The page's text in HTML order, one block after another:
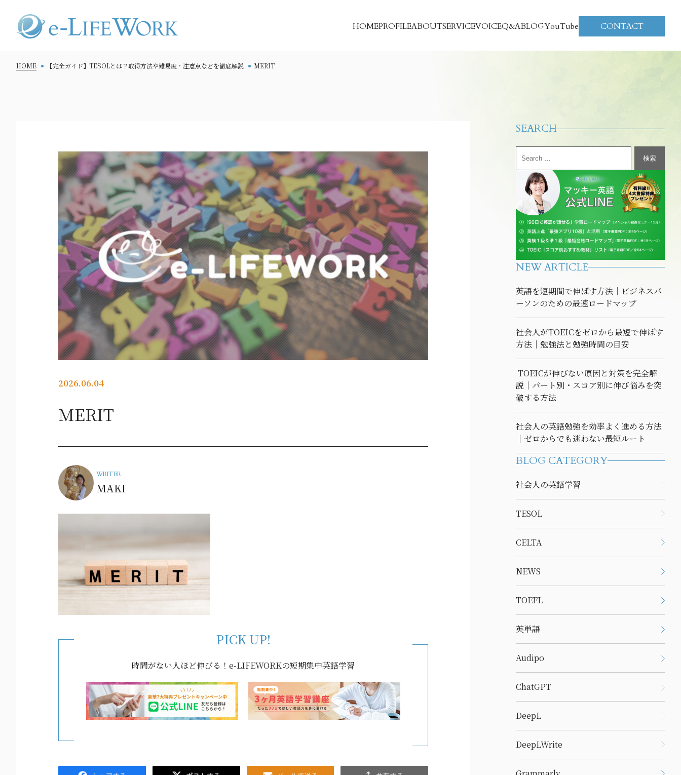
HOMEPROFILEABOUTSERVICEVOICEQ&ABLOGYouTube CONTACT
HOME 【完全ガイド】TESOLとは？取得方法や難易度・注意点などを徹底解説 MERIT
2026.06.04
MERIT
WRITER
MAKI
PICK UP!
時間がない人ほど伸びる！e-LIFEWORKの短期集中英語学習
SEARCH
NEW ARTICLE
英語を短期間で伸ばす方法｜ビジネスパ
ーソンのための最速ロードマップ
社会人がTOEICをゼロから最短で伸ばす
方法｜勉強法と勉強時間の目安
TOEICが伸びない原因と対策を完全解
説｜パート別・スコア別に伸び悩みを突
破する方法
社会人の英語勉強を効率よく進める方法
｜ゼロからでも迷わない最短ルート
BLOG CATEGORY
社会人の英語学習
TESOL
CELTA
NEWS
TOEFL
英単語
Audipo
ChatGPT
DeepL
DeepLWrite